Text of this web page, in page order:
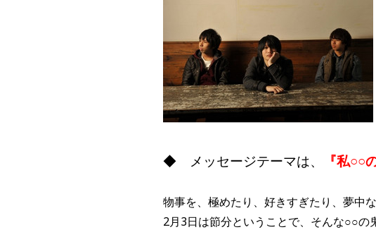
◆ メッセージテーマは、 『私○○
物事を、極めたり、好きすぎたり、夢中
2月3日は節分ということで、そんな○○の